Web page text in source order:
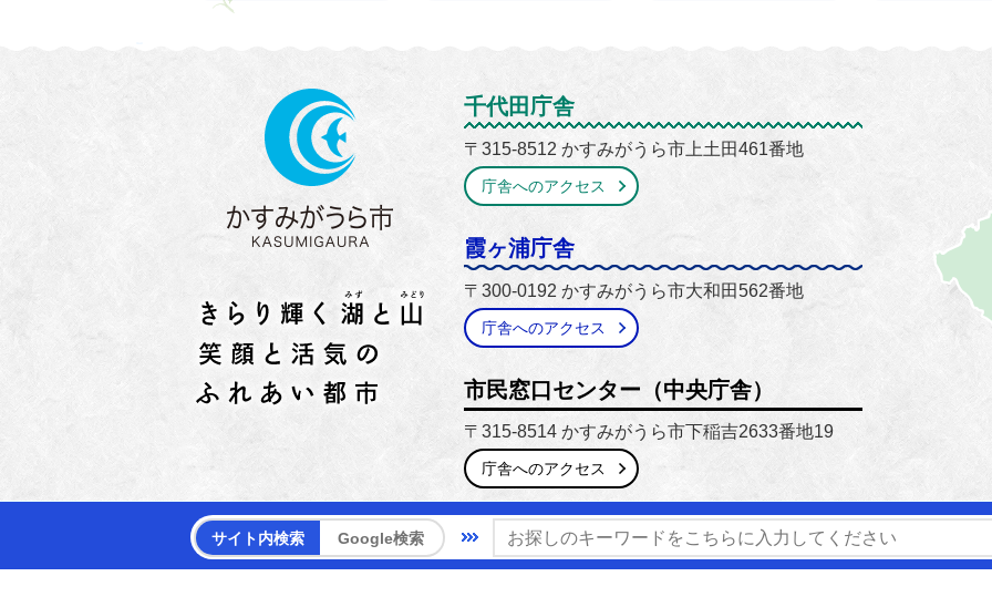
サイト内検索 Google検索
かすみがうら市
千代田庁舎
〒315-8512 かすみがうら市上土田461番地
庁舎へのアクセス
霞ヶ浦庁舎
〒300-0192 かすみがうら市大和田562番地
庁舎へのアクセス
市民窓口センター（中央庁舎）
〒315-8514 かすみがうら市下稲吉2633番地19
庁舎へのアクセス
【電話番号】0299-59-2111 / 029-897-1111
【開庁時間】8時30
【窓口延長】市民窓口センター（中央庁舎）のみ毎週木曜日 17